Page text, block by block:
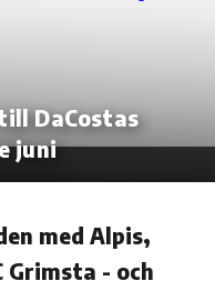
DaCostas
juni
med Alpis,
Grimsta - och